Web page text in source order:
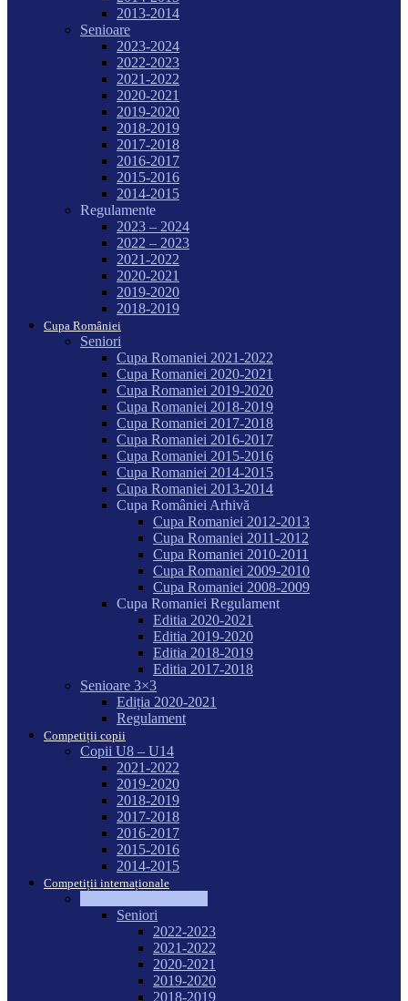
2013-2014
Senioare
2023-2024
2022-2023
2021-2022
2020-2021
2019-2020
2018-2019
2017-2018
2016-2017
2015-2016
2014-2015
Regulamente
2023 – 2024
2022 – 2023
2021-2022
2020-2021
2019-2020
2018-2019
Cupa României
Seniori
Cupa Romaniei 2021-2022
Cupa Romaniei 2020-2021
Cupa Romaniei 2019-2020
Cupa Romaniei 2018-2019
Cupa Romaniei 2017-2018
Cupa Romaniei 2016-2017
Cupa Romaniei 2015-2016
Cupa Romaniei 2014-2015
Cupa Romaniei 2013-2014
Cupa României Arhivă
Cupa Romaniei 2012-2013
Cupa Romaniei 2011-2012
Cupa Romaniei 2010-2011
Cupa Romaniei 2009-2010
Cupa Romaniei 2008-2009
Cupa Romaniei Regulament
Editia 2020-2021
Editia 2019-2020
Editia 2018-2019
Editia 2017-2018
Senioare 3×3
Ediția 2020-2021
Regulament
Competiții copii
Copii U8 – U14
2021-2022
2019-2020
2018-2019
2017-2018
2016-2017
2015-2016
2014-2015
Competiții internaționale
Seniori
2022-2023
2021-2022
2020-2021
2019-2020
2018-2019